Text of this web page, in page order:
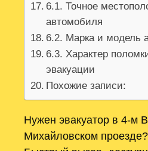
6.1. Точное
автомобиля
6.2. Марка и модель
6.3. Характер
эвакуации
Похожие записи:
Нужен эвакуатор в 4-м
Михайловском